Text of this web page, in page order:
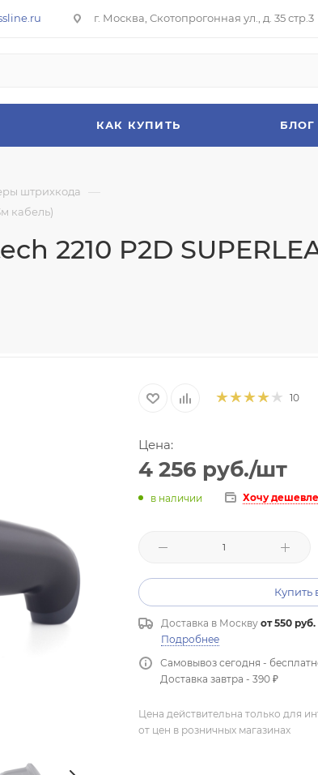
г. Москва, Скотопрогонная ул., д. 35 стр.3
КАК КУПИТЬ БЛОГ
штрихкода —
кабель)
2210 P2D
10
Цена:
4 256 руб./шт
в наличии Хочу
Купить
Доставка в Москву от 550 руб.
Подробнее
Самовывоз сегодня -
Доставка завтра - 390 ₽
Цена действительна только для
от цен в розничных магазинах